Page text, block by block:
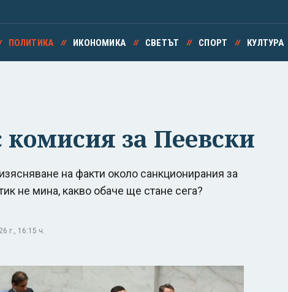
ПОЛИТИКА ИКОНОМИКА СВЕТЪТ СПОРТ КУЛТУРА
комисия за Пеевски
на факти около санкционирания за
не мина, какво обаче ще стане сега?
г., 16:15 ч.